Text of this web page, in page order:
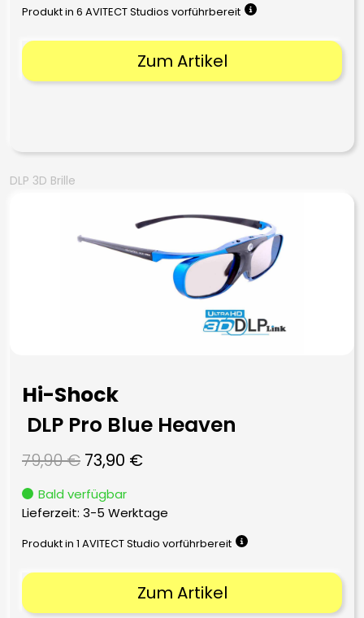
Produkt in 6 AVITECT Studios vorführbereit
Zum Artikel
DLP 3D Brille
Hi-Shock
DLP Pro Blue Heaven
79,90€ Ursprünglicher
war:
73,90 €Aktueller
ist:
Bald verfügbar
Lieferzeit: 3-5 Werktage
Produkt in 1 AVITECT Studio vorführbereit
Zum Artikel